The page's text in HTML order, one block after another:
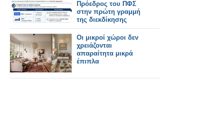
Πρόεδρος του ΠΦΣ
στην πρώτη γραμμή
της διεκδίκησης
Οι μικροί χώροι δεν
χρειάζονται
απαραίτητα μικρά
έπιπλα